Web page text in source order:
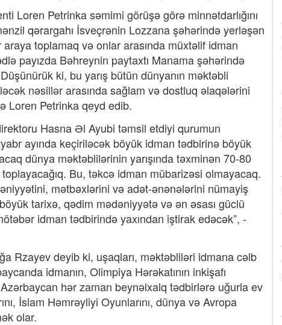
Loren Petrinka səmimi görüşə görə minnətdarlığını
qərargahı İsveçrənin Lozzana şəhərində yerləşən
toplamaq və onlar arasında müxtəlif idman
payızda Bəhreynin paytaxtı Manama şəhərində
ki, bu yarış bütün dünyanın məktəbli
nəsillər arasında sağlam və dostluq əlaqələrini
Loren Petrinka qeyd edib.
Hasna Əl Ayubi təmsil etdiyi qurumun
ayında keçiriləcək böyük idman tədbirinə böyük
dünya məktəblilərinin yarışında təxminən 70-80
Bu, təkcə idman mübarizəsi olmayacaq.
mətbəxlərini və adət-ənənələrini nümayiş
tarixə, qədim mədəniyyətə və ən əsası güclü
idman tədbirində yaxından iştirak edəcək”, -
Rzayev deyib ki, uşaqları, məktəbliləri idmana cəlb
idmanın, Olimpiya Hərəkatının inkişafı
hər zaman beynəlxalq tədbirlərə uğurla ev
İslam Həmrəyliyi Oyunlarını, dünya və Avropa
olar.